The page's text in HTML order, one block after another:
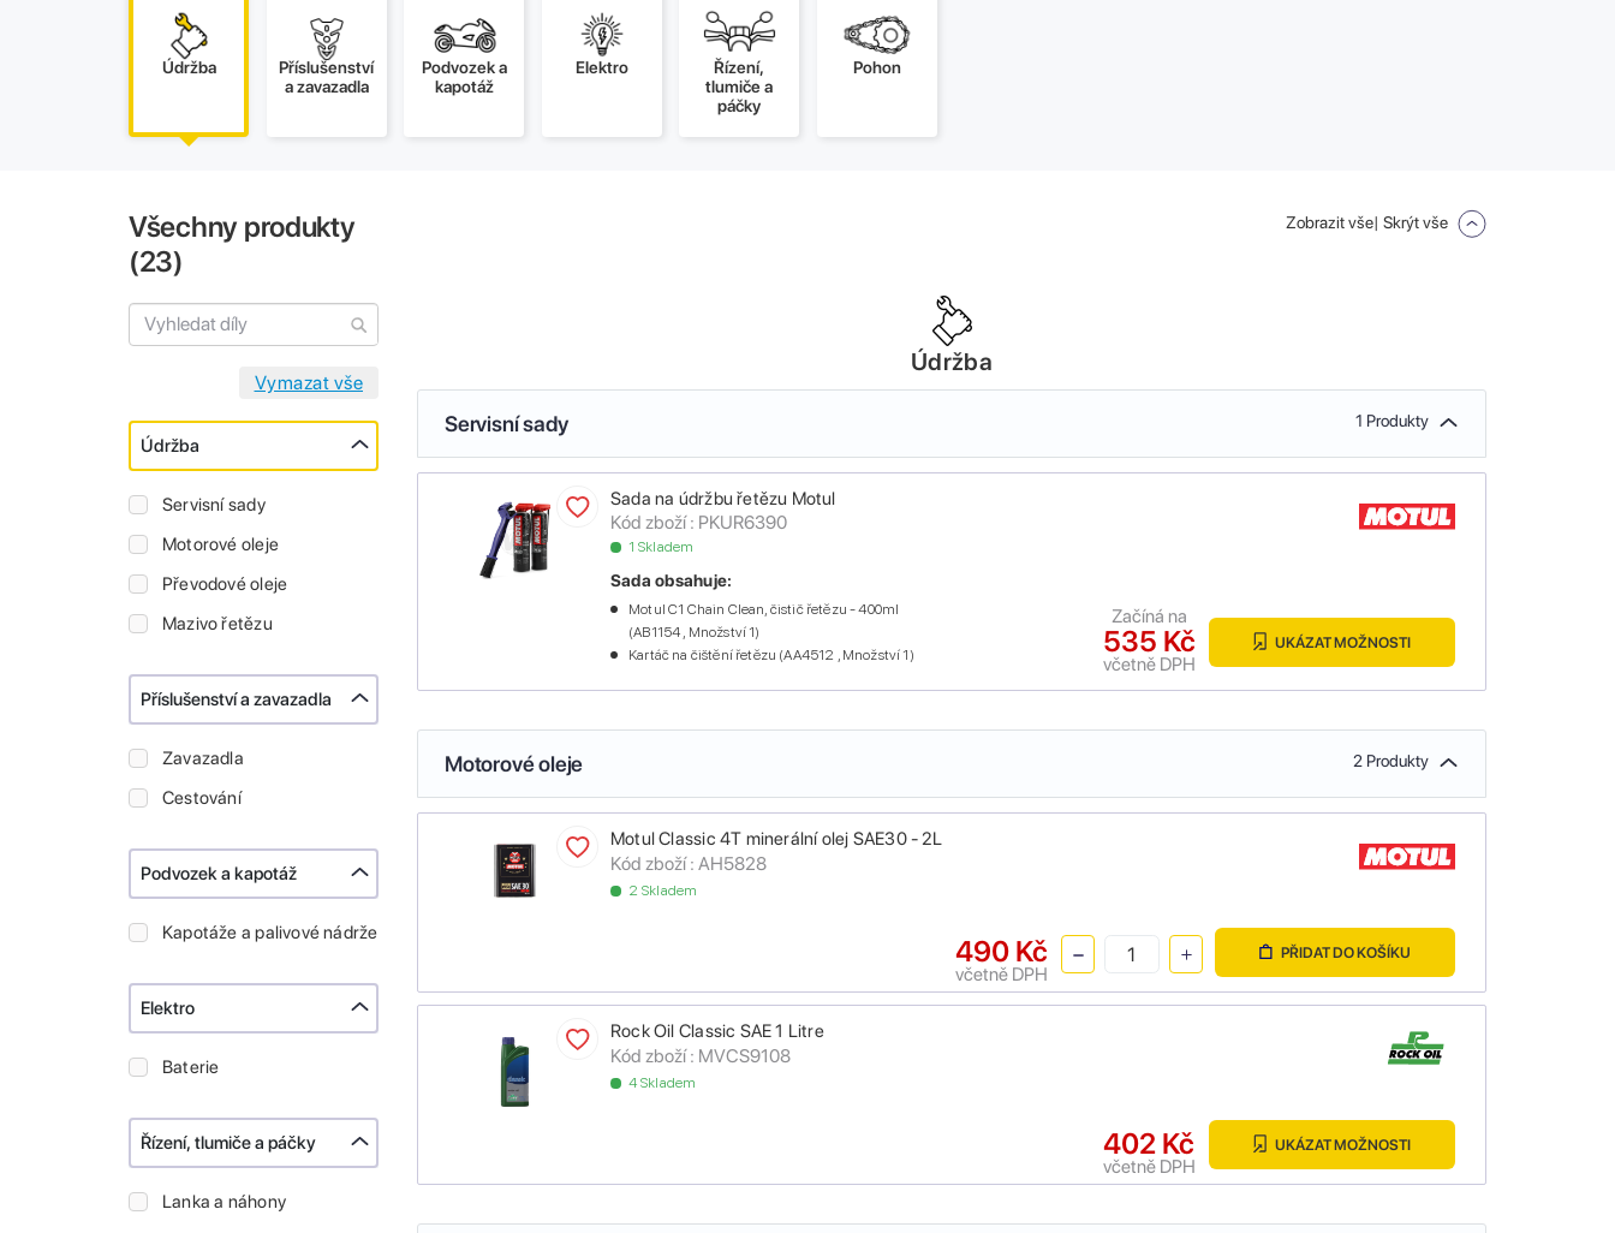
Údržba
Příslušenství
a zavazadla
Podvozek a
kapotáž
Elektro
Řízení,
tlumiče a
páčky
Pohon
Všechny produkty
(23)
Údržba
Servisní sady
Motorové oleje
Převodové oleje
Mazivo řetězu
Příslušenství a zavazadla
Zavazadla
Cestování
Podvozek a kapotáž
Kapotáže a palivové nádrže
Elektro
Baterie
Řízení, tlumiče a páčky
Lanka a náhony
Zobrazit vše| Skrýt vše
Údržba
Servisní sady 1 Produkty
Sada na údržbu řetězu Motul
Kód zboží : PKUR6390
1 Skladem
Sada obsahuje:
Motul C1 Chain Clean, čistič řetězu - 400ml
(AB1154 , Množství 1)
Kartáč na čištění řetězu (AA4512 , Množství 1)
535 Kč
včetně DPH
Začíná na
UKÁZAT MOŽNOSTI
Motorové oleje 2 Produkty
Motul Classic 4T minerální olej SAE30 - 2L
Kód zboží : AH5828
2 Skladem
490 Kč
včetně DPH
PŘIDAT DO KOŠÍKU
Rock Oil Classic SAE 1 Litre
Kód zboží : MVCS9108
4 Skladem
402 Kč
včetně DPH
UKÁZAT MOŽNOSTI